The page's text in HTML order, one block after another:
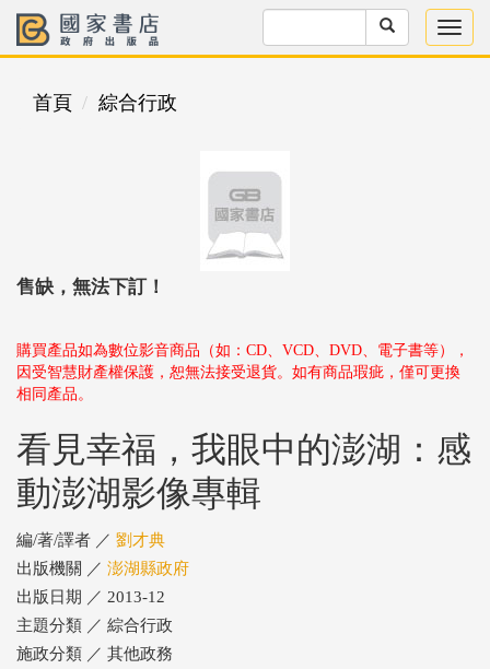
首頁 綜合行政
售缺，無法下訂！
購買產品如為數位影音商品（如：CD、VCD、DVD、電子書等），
因受智慧財產權保護，恕無法接受退貨。如有商品瑕疵，僅可更換
相同產品。
看見幸福，我眼中的澎湖：感
動澎湖影像專輯
編/著/譯者 ／ 劉才典
出版機關 ／ 澎湖縣政府
出版日期 ／ 2013-12
主題分類 ／ 綜合行政
施政分類 ／ 其他政務